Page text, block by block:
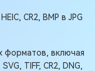
CR2, BMP в JPG
форматов, включая
SVG, TIFF, CR2, DNG,